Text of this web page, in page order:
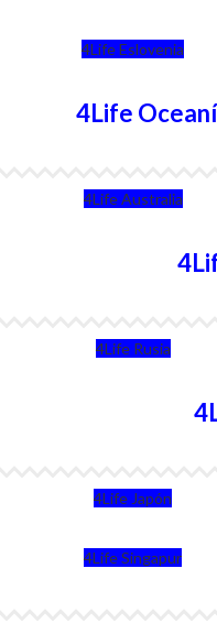
4Life Eslovenia
4Life
4Life Australia
4Life Rusia
4Life Japón
4Life Singapur